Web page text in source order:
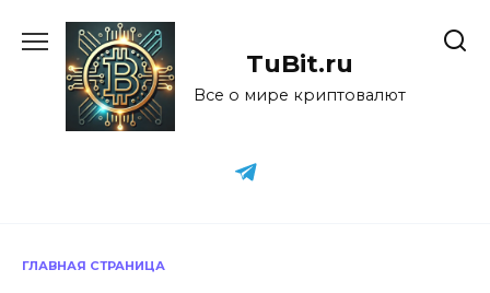
содержанию
TuBit.ru
Все о мире криптовалют
ГЛАВНАЯ СТРАНИЦА